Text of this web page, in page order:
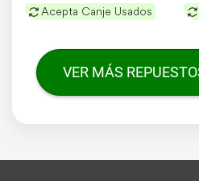
Acepta Canje Usados